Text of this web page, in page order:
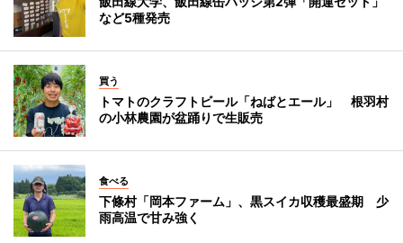
など5種発売
買う
トマトのクラフトビール「ねばとエール」 根羽村
の小林農園が盆踊りで生販売
食べる
下條村「岡本ファーム」、黒スイカ収穫最盛期 少
雨高温で甘み強く